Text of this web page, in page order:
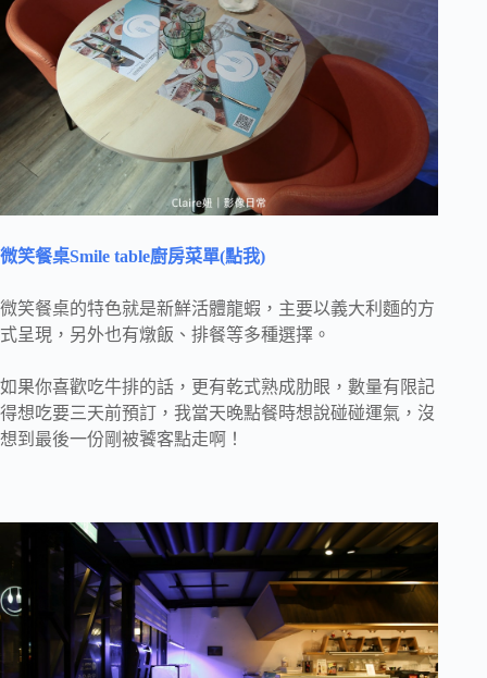
微笑餐桌Smile table廚房菜單(點我)
微笑餐桌的特色就是新鮮活體龍蝦，主要以義大利麵的方
式呈現，另外也有燉飯、排餐等多種選擇。
如果你喜歡吃牛排的話，更有乾式熟成肋眼，數量有限記
得想吃要三天前預訂，我當天晚點餐時想說碰碰運氣，沒
想到最後一份剛被饕客點走啊！